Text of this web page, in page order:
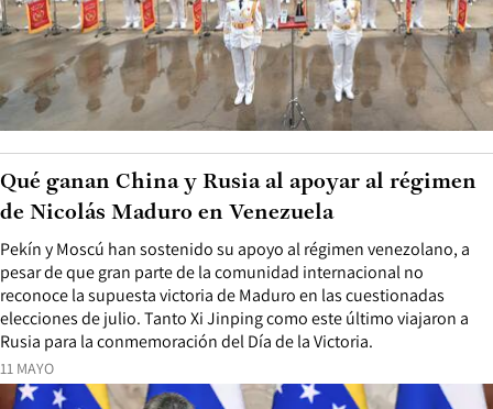
11 MAYO
Pekín y Moscú han sostenido su apoyo al régimen venezolano, a
pesar de que gran parte de la comunidad internacional no
reconoce la supuesta victoria de Maduro en las cuestionadas
elecciones de julio. Tanto Xi Jinping como este último viajaron a
Rusia para la conmemoración del Día de la Victoria.
Qué ganan China y Rusia al apoyar al régimen
de Nicolás Maduro en Venezuela